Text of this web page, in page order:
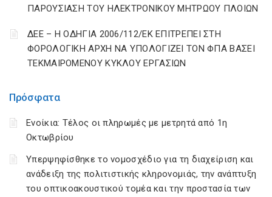
Πρόσφατα
Ενοίκια: Τέλος οι πληρωμές με μετρητά από 1η
Οκτωβρίου
Υπερψηφίσθηκε το νομοσχέδιο για τη διαχείριση και
ανάδειξη της πολιτιστικής κληρονομιάς, την ανάπτυξη
του οπτικοακουστικού τομέα και την προστασία των
ΠΑΡΟΥΣΙΑΣΗ ΤΟΥ ΗΛΕΚΤΡΟΝΙΚΟΥ ΜΗΤΡΩΟΥ ΠΛΟΙΩΝ
ΔΕΕ – Η ΟΔΗΓΙΑ 2006/112/ΕΚ ΕΠΙΤΡΕΠΕΙ ΣΤΗ
ΦΟΡΟΛΟΓΙΚΗ ΑΡΧΗ ΝΑ ΥΠΟΛΟΓΙΖΕΙ ΤΟΝ ΦΠΑ ΒΑΣΕΙ
ΤΕΚΜΑΙΡΟΜΕΝΟΥ ΚΥΚΛΟΥ ΕΡΓΑΣΙΩΝ